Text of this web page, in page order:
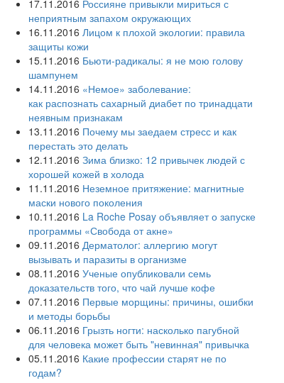
17.11.2016 Россияне привыкли мириться с
неприятным запахом окружающих
16.11.2016 Лицом к плохой экологии: правила
защиты кожи
15.11.2016 Бьюти-радикалы: я не мою голову
шампунем
14.11.2016 «Немое» заболевание:
как распознать сахарный диабет по тринадцати
неявным признакам
13.11.2016 Почему мы заедаем стресс и как
перестать это делать
12.11.2016 Зима близко: 12 привычек людей с
хорошей кожей в холода
11.11.2016 Неземное притяжение: магнитные
маски нового поколения
10.11.2016 La Roche Posay объявляет о запуске
программы «Свобода от акне»
09.11.2016 Дерматолог: аллергию могут
вызывать и паразиты в организме
08.11.2016 Ученые опубликовали семь
доказательств того, что чай лучше кофе
07.11.2016 Первые морщины: причины, ошибки
и методы борьбы
06.11.2016 Грызть ногти: насколько пагубной
для человека может быть "невинная" привычка
05.11.2016 Какие профессии старят не по
годам?